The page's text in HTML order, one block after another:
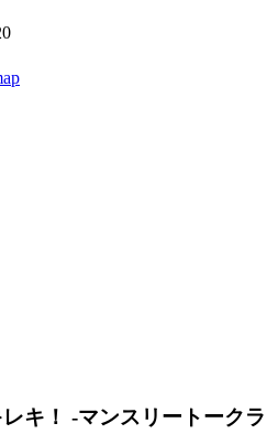
キ！ -マンスリートークラ